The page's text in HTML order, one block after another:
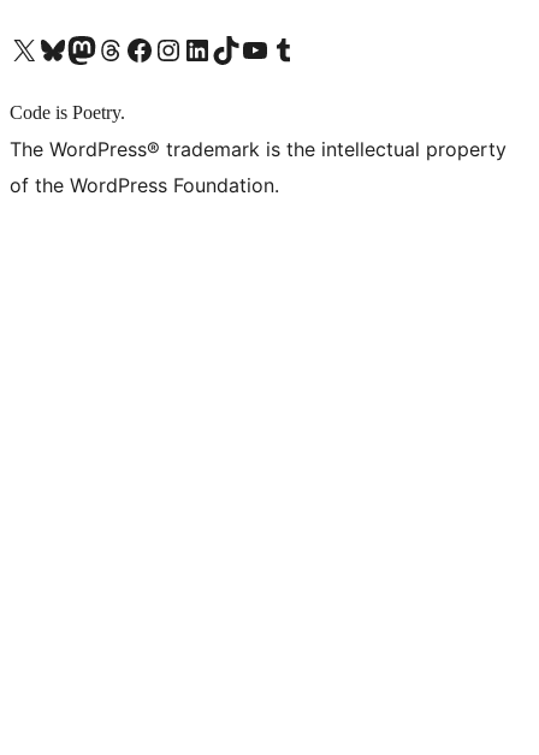
X (旧 Twitter) アカウントへBluesky アカウントへMastodon アカウントへThreads アカウントへ Facebook ページへInstagram アカウントへ LinkedIn アカウントへTikTok アカウントへYouTube チャンネルへ Tumblr アカウントへ
Code is Poetry.
The WordPress® trademark is the intellectual property
of the WordPress Foundation.